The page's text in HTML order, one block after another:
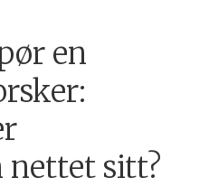
en
nettet sitt?